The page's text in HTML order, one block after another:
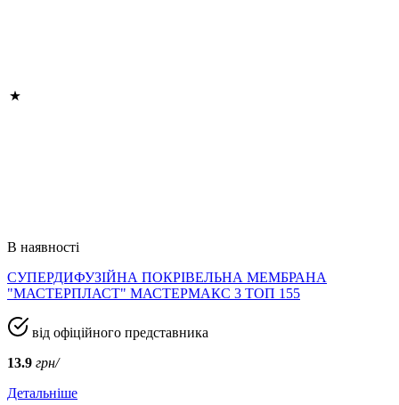
В наявності
СУПЕРДИФУЗІЙНА ПОКРІВЕЛЬНА МЕМБРАНА
"МАСТЕРПЛАСТ" МАСТЕРМАКС 3 ТОП 155
від офіційного представника
13.9 грн/
Детальніше